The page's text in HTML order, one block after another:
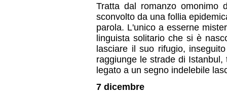
Tratta dal romanzo omonimo
sconvolto da una follia
parola. L'unico a esserne
linguista solitario che si è
lasciare il suo rifugio,
raggiunge le strade di
legato a un segno indelebile
7 dicembre